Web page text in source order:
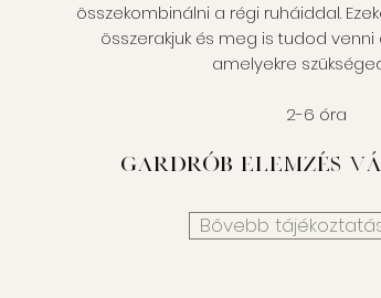
összekombinálni a régi ruháiddal.
összerakjuk és meg is tudod
amelyekre
2-6 óra
gardrób elemzés
Bővebb